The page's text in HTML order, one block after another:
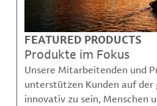
FEATURED PRODUCTS
Produkte im Fokus
Unsere Mitarbeitenden und
unterstützen Kunden auf der
innovativ zu sein, Menschen